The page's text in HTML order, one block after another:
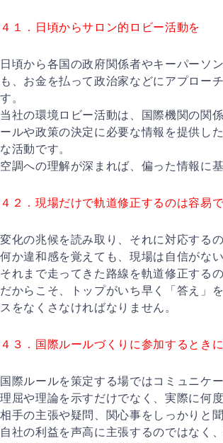
４１．日頃からサロン的ロビー活動を
日頃から各国の政府関係者やキーパーソ
も、お金を払って政治家などにアプロー
す。
当社の環境ロビー活動は、国際機関の関
ールや政策の決定に必要な情報を提供し
な活動です。
空調への理解が深まれば、偏った情報に
４２．現場だけで軌道修正するのは容易
変化の兆候を読み取り、それに対応する
何か違和感を覚えても、現場は自信がな
それまで走ってきた路線を軌道修正する
だからこそ、トップがいち早く「答え」
スをなくさなければなりません。
４３．国際ルールづくりに参加するとき
国際ルールを策定する場ではコミュニケ
理屈や理論を示すだけでなく、実際に何
相手の主張や疑問、関心事をしっかりと
自社の利益を声高に主張するのではなく